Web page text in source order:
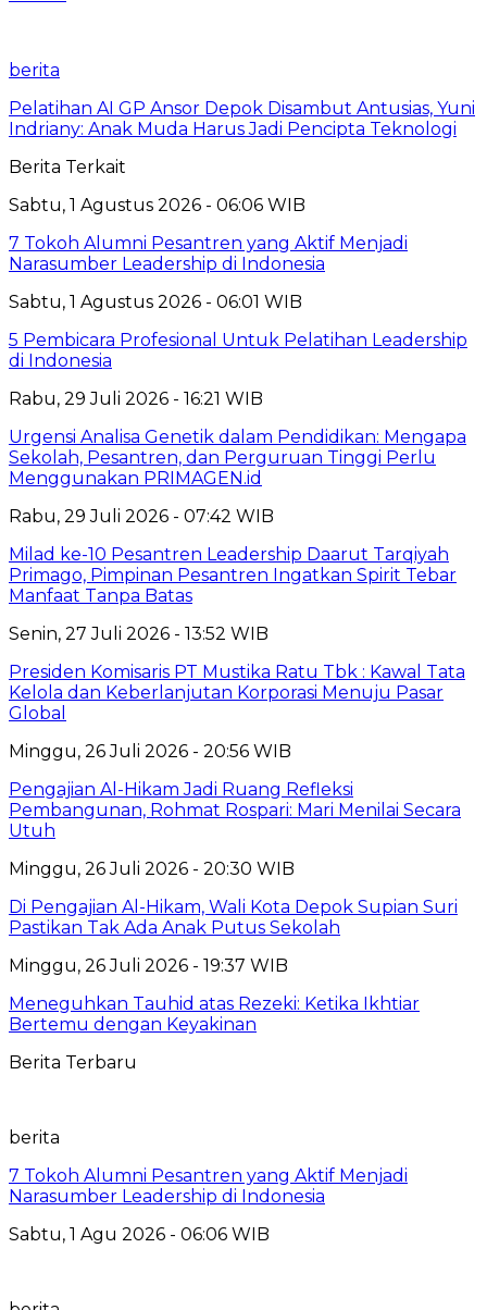
berita
Pelatihan AI GP Ansor Depok Disambut Antusias, Yuni
Indriany: Anak Muda Harus Jadi Pencipta Teknologi
Berita Terkait
Sabtu, 1 Agustus 2026 - 06:06 WIB
7 Tokoh Alumni Pesantren yang Aktif Menjadi
Narasumber Leadership di Indonesia
Sabtu, 1 Agustus 2026 - 06:01 WIB
5 Pembicara Profesional Untuk Pelatihan Leadership
di Indonesia
Rabu, 29 Juli 2026 - 16:21 WIB
Urgensi Analisa Genetik dalam Pendidikan: Mengapa
Sekolah, Pesantren, dan Perguruan Tinggi Perlu
Menggunakan PRIMAGEN.id
Rabu, 29 Juli 2026 - 07:42 WIB
Milad ke-10 Pesantren Leadership Daarut Tarqiyah
Primago, Pimpinan Pesantren Ingatkan Spirit Tebar
Manfaat Tanpa Batas
Senin, 27 Juli 2026 - 13:52 WIB
Presiden Komisaris PT Mustika Ratu Tbk : Kawal Tata
Kelola dan Keberlanjutan Korporasi Menuju Pasar
Global
Minggu, 26 Juli 2026 - 20:56 WIB
Pengajian Al-Hikam Jadi Ruang Refleksi
Pembangunan, Rohmat Rospari: Mari Menilai Secara
Utuh
Minggu, 26 Juli 2026 - 20:30 WIB
Di Pengajian Al-Hikam, Wali Kota Depok Supian Suri
Pastikan Tak Ada Anak Putus Sekolah
Minggu, 26 Juli 2026 - 19:37 WIB
Meneguhkan Tauhid atas Rezeki: Ketika Ikhtiar
Bertemu dengan Keyakinan
Berita Terbaru
berita
7 Tokoh Alumni Pesantren yang Aktif Menjadi
Narasumber Leadership di Indonesia
Sabtu, 1 Agu 2026 - 06:06 WIB